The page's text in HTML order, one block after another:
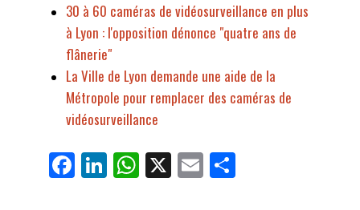
30 à 60 caméras de vidéosurveillance en plus
à Lyon : l'opposition dénonce "quatre ans de
flânerie"
La Ville de Lyon demande une aide de la
Métropole pour remplacer des caméras de
vidéosurveillance
Fa
ce
Li
nk
W
ha
X E
m
Pa
rt